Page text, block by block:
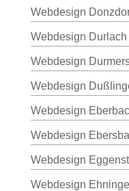
Webdesign
Webdesign Durlach
Webdesign
Webdesign
Webdesign
Webdesign
Webdesign
Webdesign